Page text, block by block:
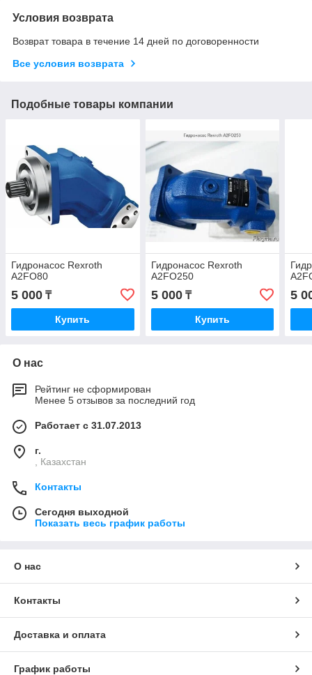
Условия возврата
Возврат товара в течение 14 дней по договоренности
Все условия возврата
Подобные товары компании
Гидронасос Rexroth
A2FO80
5 000 ₸
Купить
Гидронасос Rexroth
A2FO250
5 000₸
Купить
5
О нас
Рейтинг не сформирован
Менее 5 отзывов за последний год
Работает с 31.07.2013
г.
, Казахстан
Контакты
Сегодня выходной
Показать весь график работы
О нас
Контакты
Доставка и оплата
График работы